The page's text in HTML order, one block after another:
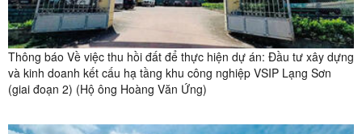
Thông báo Về việc thu hồi đất để thực hiện dự án: Đầu tư xây dựng
và kinh doanh kết cấu hạ tầng khu công nghiệp VSIP Lạng Sơn
(giai đoạn 2) (Hộ ông Hoàng Văn Ứng)